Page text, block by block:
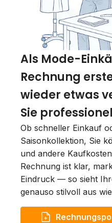
Als Mode-
Rechnung
wieder etwas
Sie
Ob schneller Einkauf
Saisonkollektion, Sie
und andere
Rechnung ist klar,
Eindruck — so sieht
genauso stilvoll aus